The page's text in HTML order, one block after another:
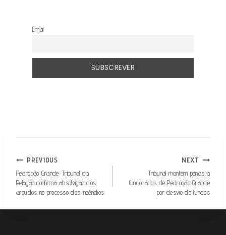
Email
NAVEGAÇÃO
DE
ARTIGOS
PREVIOUS
Pedrógão Grande: Tribunal da
Relação confirma absolvição dos
arguidos no processo dos incêndios
NEXT
Tribunal mantém penas a
funcionários de Pedrógão Grande
por desvio de fundos